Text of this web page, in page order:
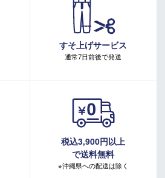
すそ上げサービス
通常7日前後で発送
税込3,900円以上
で送料無料
※沖縄県への配送は除く